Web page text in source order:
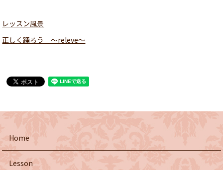
レッスン風景
正しく踊ろう 〜releve〜
Home
Lesson